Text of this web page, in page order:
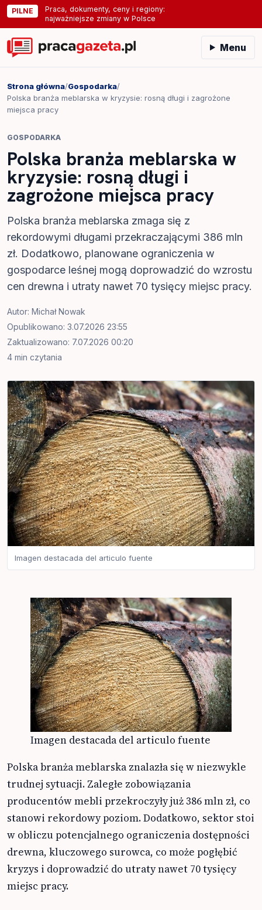
PILNE
Praca, dokumenty, ceny i regiony:
najważniejsze zmiany w Polsce
Menu
Strona główna/Gospodarka/
Polska branża meblarska w kryzysie: rosną długi i zagrożone
miejsca pracy
GOSPODARKA
Polska branża meblarska w
kryzysie: rosną długi i
zagrożone miejsca pracy
Polska branża meblarska zmaga się z
rekordowymi długami przekraczającymi 386 mln
zł. Dodatkowo, planowane ograniczenia w
gospodarce leśnej mogą doprowadzić do wzrostu
cen drewna i utraty nawet 70 tysięcy miejsc pracy.
Autor: Michał Nowak
Opublikowano: 3.07.2026 23:55
Zaktualizowano: 7.07.2026 00:20
4 min czytania
Imagen destacada del articulo fuente
Imagen destacada del articulo fuente
Polska branża meblarska znalazła się w niezwykle
trudnej sytuacji. Zaległe zobowiązania
producentów mebli przekroczyły już 386 mln zł, co
stanowi rekordowy poziom. Dodatkowo, sektor stoi
w obliczu potencjalnego ograniczenia dostępności
drewna, kluczowego surowca, co może pogłębić
kryzys i doprowadzić do utraty nawet 70 tysięcy
miejsc pracy.